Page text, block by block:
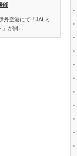
催
丹空港にて「JALミ
」が開…